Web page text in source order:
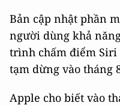
Bản cập nhật phần
người dùng khả
trình chấm điểm
tạm dừng vào tháng
Apple cho biết vào